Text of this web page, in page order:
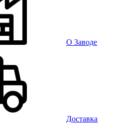
О Заводе
Доставка